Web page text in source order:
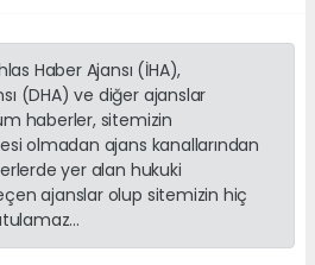
Haber Ajansı (İHA),
(DHA) ve diğer ajanslar
haberler, sitemizin
olmadan ajans kanallarından
yer alan hukuki
ajanslar olup sitemizin hiç